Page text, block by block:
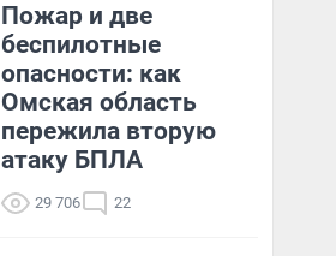
Пожар и две
беспилотные
опасности: как
Омская область
пережила вторую
атаку БПЛА
29 706 22